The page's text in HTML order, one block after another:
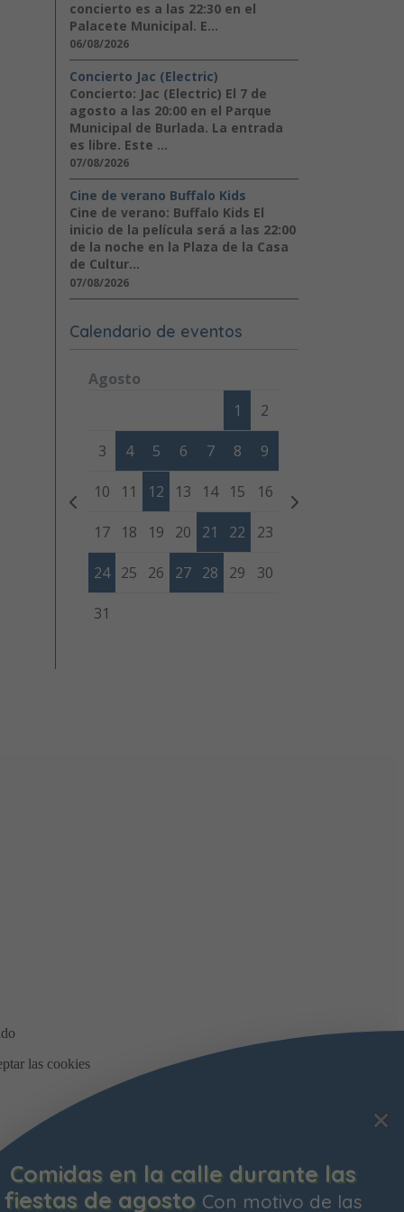
Bonificación de la Contribución
TerritorialYa está abierto el plazo para
concierto es a las 22:30 en el
Palacete Municipal. E...
06/08/2026
Concierto Jac (Electric)
Concierto: Jac (Electric) El 7 de
agosto a las 20:00 en el Parque
Municipal de Burlada. La entrada
es libre. Este ...
07/08/2026
Cine de verano Buffalo Kids
Cine de verano: Buffalo Kids El
inicio de la película será a las 22:00
de la noche en la Plaza de la Casa
de Cultur...
07/08/2026
Calendario de eventos
Agosto
Miércoles Jueves
1 2
3 4 5 6 7 8 9
10 11 12 13 14 15 16
17 18 19 20 21 22 23
24 25 26 27 28 29 30
31